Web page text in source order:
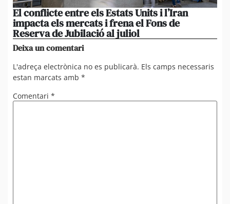
El conflicte entre els Estats Units i l’Iran
impacta els mercats i frena el Fons de
Reserva de Jubilació al juliol
Deixa un comentari
L'adreça electrònica no es publicarà. Els camps necessaris
estan marcats amb *
Comentari *